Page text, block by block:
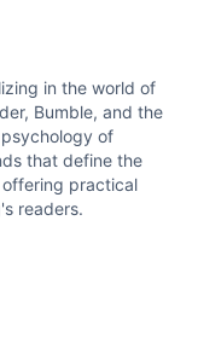
in the world of
Bumble, and the
of
that define the
practical
readers.